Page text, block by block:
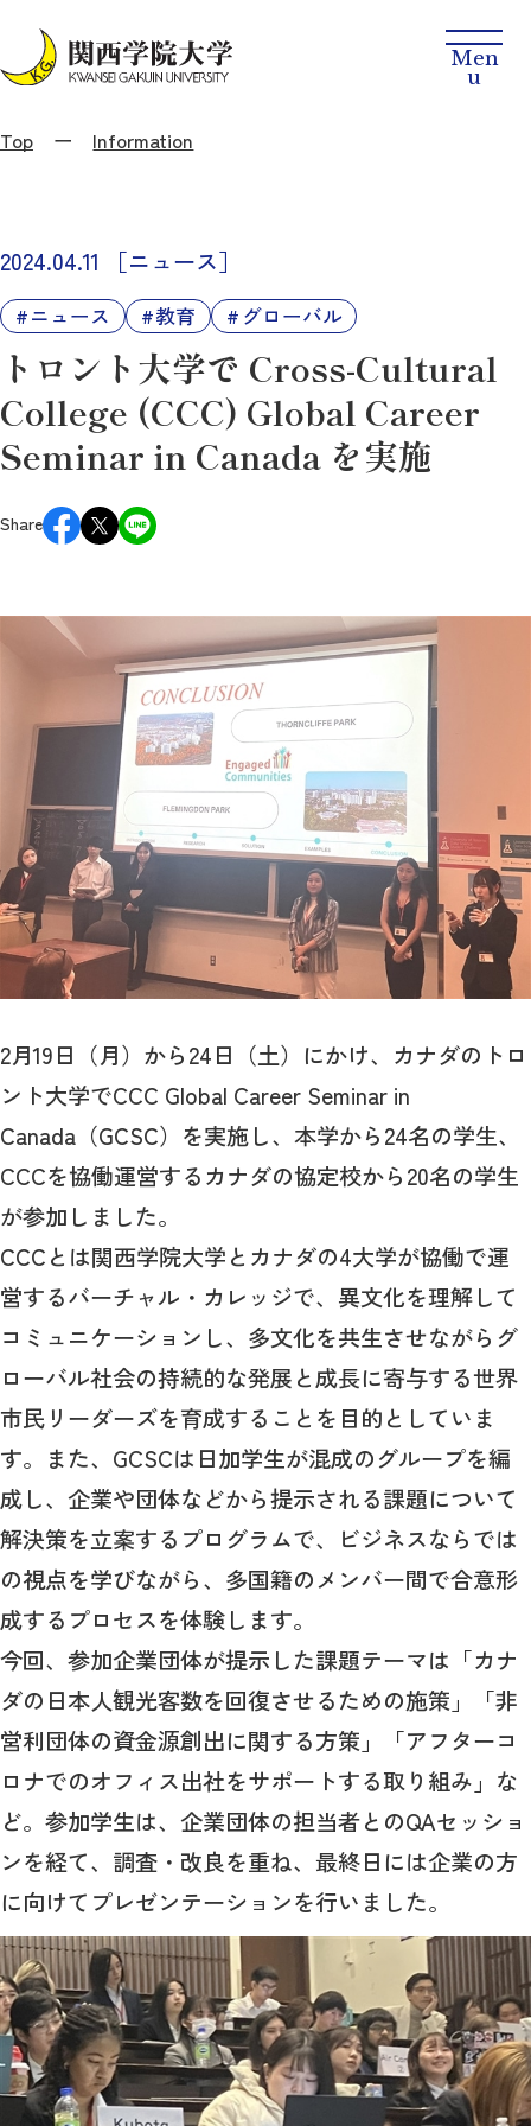
Top Information
2024.04.11 ［ニュース］
ニュース 教育 グローバル
トロント大学で Cross-Cultural
College (CCC) Global Career
Seminar in Canada を実施
Share
2月19日（月）から24日（土）にかけ、カナダのトロ
ント大学でCCC Global Career Seminar in
Canada（GCSC）を実施し、本学から24名の学生、
CCCを協働運営するカナダの協定校から20名の学生
が参加しました。
CCCとは関西学院大学とカナダの4大学が協働で運
営するバーチャル・カレッジで、異文化を理解して
コミュニケーションし、多文化を共生させながらグ
ローバル社会の持続的な発展と成長に寄与する世界
市民リーダーズを育成することを目的としていま
す。また、GCSCは日加学生が混成のグループを編
成し、企業や団体などから提示される課題について
解決策を立案するプログラムで、ビジネスならでは
の視点を学びながら、多国籍のメンバー間で合意形
成するプロセスを体験します。
今回、参加企業団体が提示した課題テーマは「カナ
ダの日本人観光客数を回復させるための施策」「非
営利団体の資金源創出に関する方策」「アフターコ
ロナでのオフィス出社をサポートする取り組み」な
ど。参加学生は、企業団体の担当者とのQAセッショ
ンを経て、調査・改良を重ね、最終日には企業の方
に向けてプレゼンテーションを行いました。